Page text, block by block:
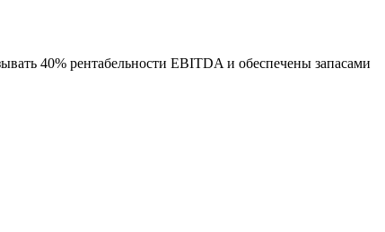
40% рентабельности EBITDA и обеспечены запасами